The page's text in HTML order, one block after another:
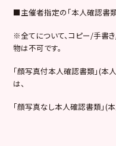
■主催者指定の「本人確認書類
※全てについて、コピー/手書き
物は不可です。
「顔写真付本人確認書類」(本
は、
「顔写真なし本人確認書類」(